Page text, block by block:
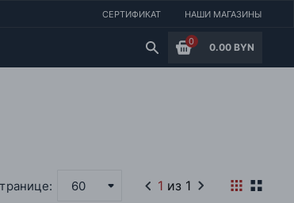
СЕРТИФИКАТ НАШИ МАГАЗИНЫ
0
0.00 BYN
60 1 из 1